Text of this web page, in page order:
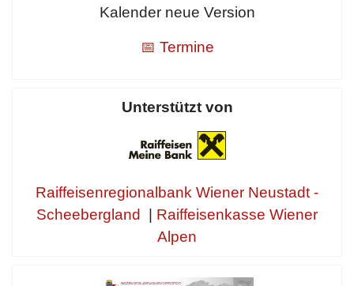
Kalender neue Version
📅 Termine
Unterstützt von
Raiffeisenregionalbank Wiener Neustadt -
Scheebergland
Raiffeisenkasse Wiener
Alpen